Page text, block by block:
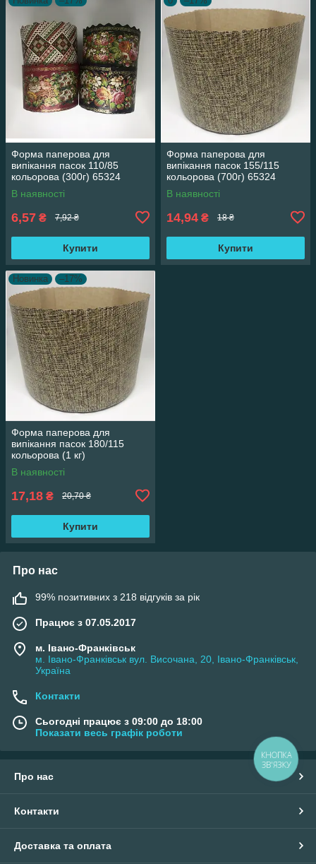
Форма паперова для
випікання пасок 110/85
кольорова (300г) 65324
В наявності
6,57 ₴ 7,92 ₴
Купити
Форма паперова для
випікання пасок 155/115
кольорова (700г) 65324
В наявності
14,94 ₴ 18 ₴
Купити
Новинка –17%
Форма паперова для
випікання пасок 180/115
кольорова (1 кг)
В наявності
17,18 ₴ 20,70 ₴
Купити
Про нас
99% позитивних з 218 відгуків за рік
Працює з 07.05.2017
м. Івано-Франківськ
м. Івано-Франківськ вул. Височана, 20, Івано-Франківськ,
Україна
Контакти
Сьогодні працює з 09:00 до 18:00
Показати весь графік роботи
Про нас
Контакти
Доставка та оплата
КНОПКА
ЗВ'ЯЗКУ